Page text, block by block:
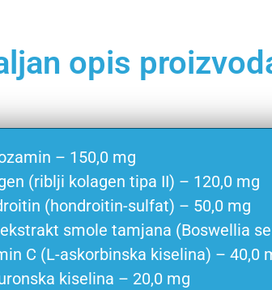
opis
– 150,0 mg
(riblji kolagen tipa II) – 120,0 mg
(hondroitin-sulfat) – 50,0 mg
smole tamjana (Boswellia
C (L-askorbinska kiselina) – 40,0
kiselina – 20,0 mg